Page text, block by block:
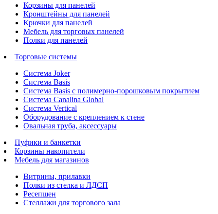
Корзины для панелей
Кронштейны для панелей
Крючки для панелей
Мебель для торговых панелей
Полки для панелей
Торговые системы
Система Joker
Система Basis
Система Basis с полимерно-порошковым покрытием
Система Canalina Global
Система Vertical
Оборудование с креплением к стене
Овальная труба, аксессуары
Пуфики и банкетки
Корзины накопители
Мебель для магазинов
Витрины, прилавки
Полки из стелка и ЛДСП
Ресепшен
Стеллажи для торгового зала